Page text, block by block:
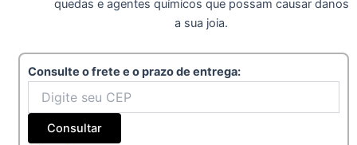
quedas e agentes químicos que possam causar danos
a sua joia.
Consulte o frete e o prazo de entrega:
Consultar